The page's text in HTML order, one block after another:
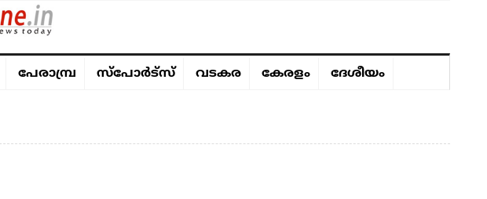
പേരാമ്പ്ര സ്പോർട്സ് വടകര കേരളം ദേശീയം